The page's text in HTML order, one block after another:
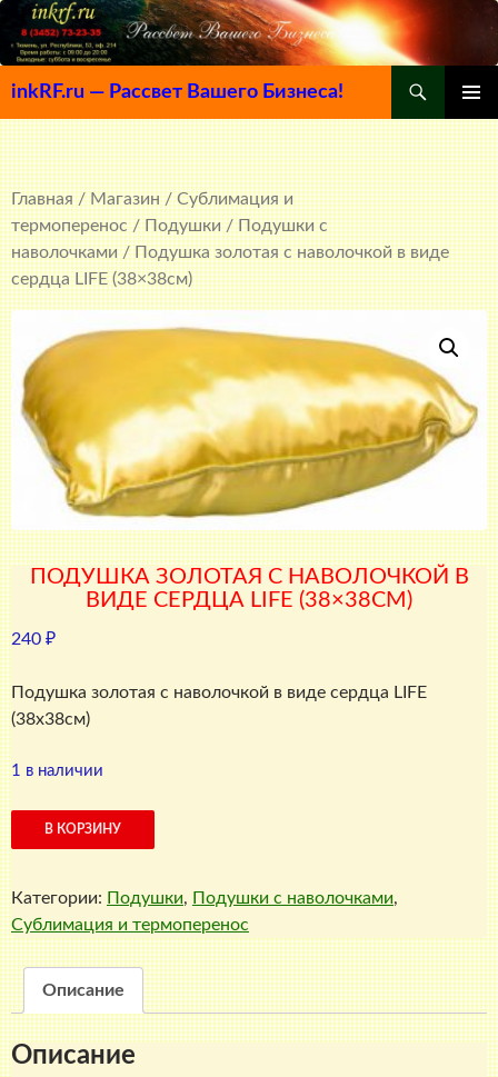
inkRF.ru — Рассвет Вашего Бизнеса!
МЕНЮ
К
СОДЕРЖИМОМУ
Главная/Магазин/Сублимация и
термоперенос/Подушки/Подушки с
наволочками/ Подушка золотая с наволочкой в виде
сердца LIFE (38×38см)
ПОДУШКА ЗОЛОТАЯ С НАВОЛОЧКОЙ В
ВИДЕ СЕРДЦА LIFE (38×38СМ)
240 ₽
Подушка золотая с наволочкой в виде сердца LIFE
(38х38см)
1 в наличии
Количество
товара
Подушка
золотая
с
наволочкой
в
виде
сердца
LIFE
В КОРЗИНУ
Категории: Подушки, Подушки с наволочками,
Сублимация и термоперенос
Описание
Описание